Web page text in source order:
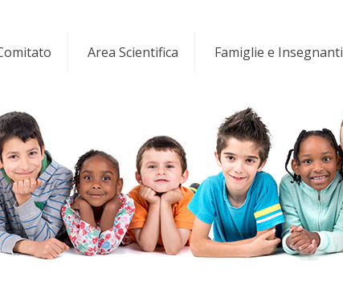
Area Scientifica Famiglie e Insegnanti